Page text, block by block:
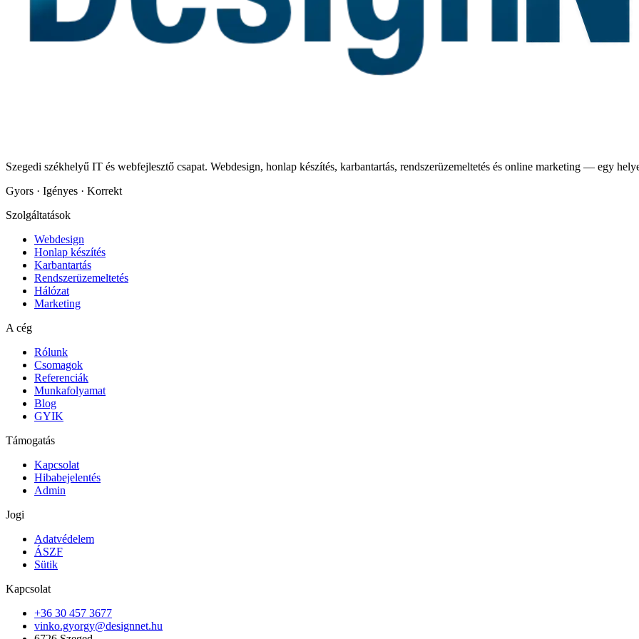
Szegedi székhelyű IT és webfejlesztő csapat. Webdesign, honlap készítés, karbantartás, rendszerüzemeltetés és online marketing — egy
Gyors · Igényes · Korrekt
Szolgáltatások
Webdesign
Honlap készítés
Karbantartás
Rendszerüzemeltetés
Hálózat
Marketing
A cég
Rólunk
Csomagok
Referenciák
Munkafolyamat
Blog
GYIK
Támogatás
Kapcsolat
Hibabejelentés
Admin
Jogi
Adatvédelem
ÁSZF
Sütik
Kapcsolat
+36 30 457 3677
vinko.gyorgy@designnet.hu